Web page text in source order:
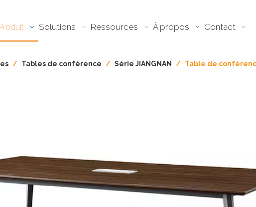
Solutions Ressources À propos Contact
/ Tables de conférence / Série JIANGNAN / Table de